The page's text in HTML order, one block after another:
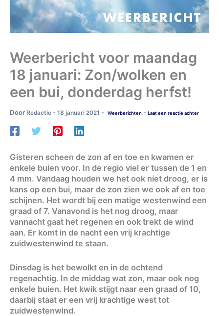
Weerbericht voor maandag
18 januari: Zon/wolken en
een bui, donderdag herfst!
Door Redactie - 18 januari 2021 - _Weerberichten - Laat een reactie achter
Gisteren scheen de zon af en toe en kwamen er
enkele buien voor. In de regio viel er tussen de 1 en
4 mm. Vandaag houden we het ook niet droog, er is
kans op een bui, maar de zon zien we ook af en toe
schijnen. Het wordt bij een matige westenwind een
graad of 7. Vanavond is het nog droog, maar
vannacht gaat het regenen en ook trekt de wind
aan. Er komt in de nacht een vrij krachtige
zuidwestenwind te staan.
Dinsdag is het bewolkt en in de ochtend
regenachtig. In de middag wat zon, maar ook nog
enkele buien. Het kwik stijgt naar een graad of 10,
daarbij staat er een vrij krachtige west tot
zuidwestenwind.